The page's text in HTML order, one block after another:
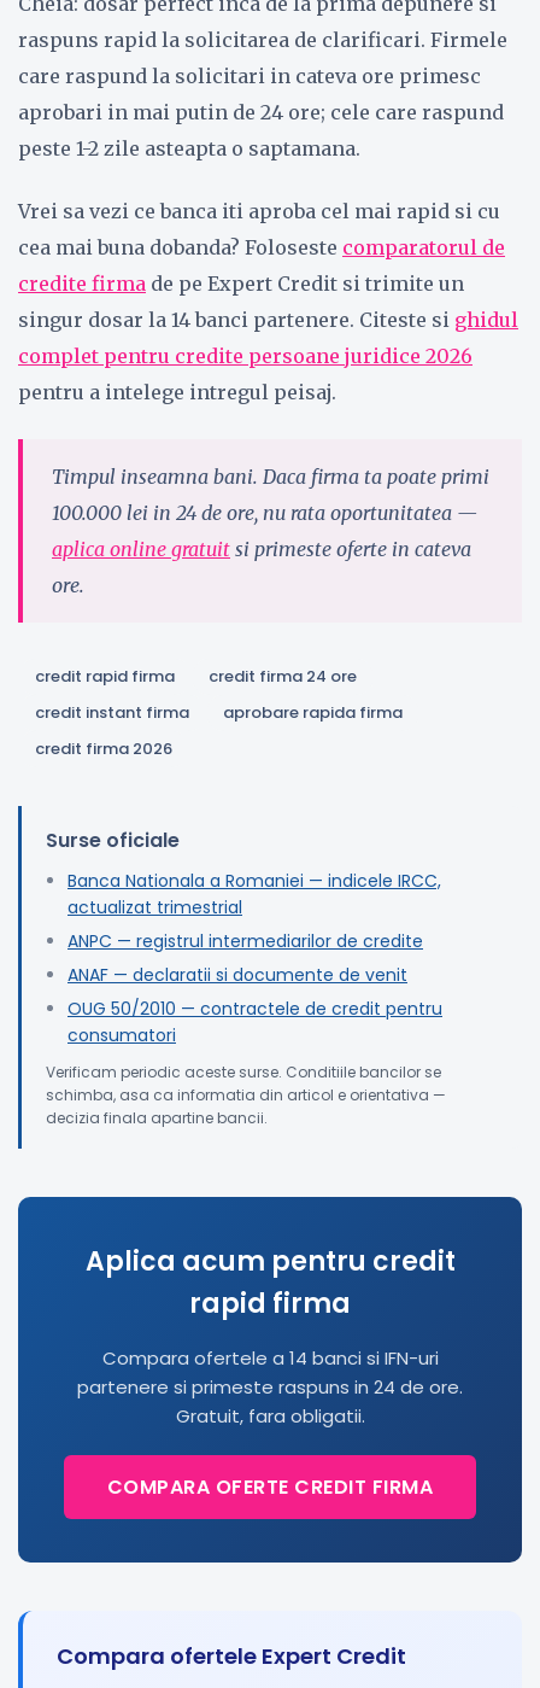
raspuns rapid la solicitarea de clarificari. Firmele
care raspund la solicitari in cateva ore primesc
aprobari in mai putin de 24 ore; cele care raspund
peste 1-2 zile asteapta o saptamana.
Vrei sa vezi ce banca iti aproba cel mai rapid si cu
cea mai buna dobanda? Foloseste comparatorul de
credite firma de pe Expert Credit si trimite un
singur dosar la 14 banci partenere. Citeste si ghidul
complet pentru credite persoane juridice 2026
pentru a intelege intregul peisaj.
Timpul inseamna bani. Daca firma ta poate primi
100.000 lei in 24 de ore, nu rata oportunitatea —
aplica online gratuit si primeste oferte in cateva
ore.
credit rapid firma
credit firma 24 ore
credit instant firma
aprobare rapida firma
credit firma 2026
Surse oficiale
Banca Nationala a Romaniei — indicele IRCC,
actualizat trimestrial
ANPC — registrul intermediarilor de credite
ANAF — declaratii si documente de venit
OUG 50/2010 — contractele de credit pentru
consumatori
Verificam periodic aceste surse. Conditiile bancilor se
schimba, asa ca informatia din articol e orientativa —
decizia finala apartine bancii.
Aplica acum pentru credit
rapid firma
Compara ofertele a 14 banci si IFN-uri
partenere si primeste raspuns in 24 de ore.
Gratuit, fara obligatii.
COMPARA OFERTE CREDIT FIRMA
Compara ofertele Expert Credit